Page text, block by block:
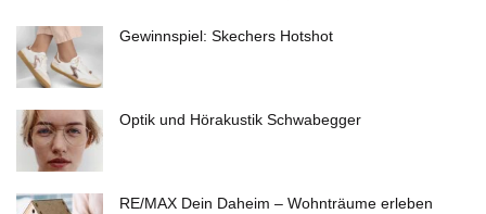
Gewinnspiel: Skechers Hotshot
Optik und Hörakustik Schwabegger
RE/MAX Dein Daheim – Wohnträume erleben